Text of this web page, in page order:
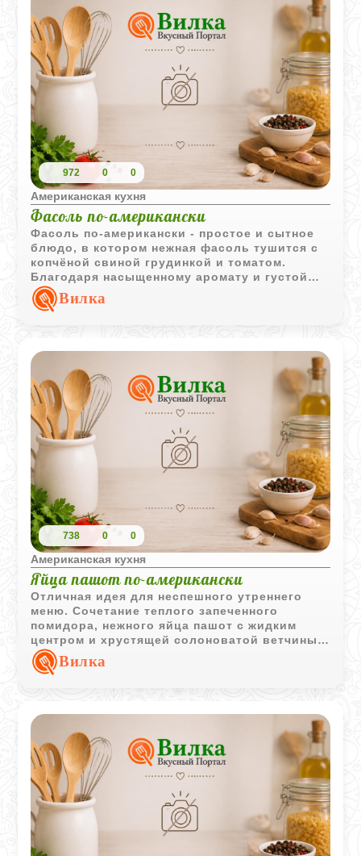
972 0 0
Американская кухня
Фасоль по-американски
Фасоль по-американски - простое и сытное
блюдо, в котором нежная фасоль тушится с
копчёной свиной грудинкой и томатом.
Благодаря насыщенному аромату и густой
подливе оно отлично подходит для
домашнего обеда или ужина.
Вилка
738 0 0
Американская кухня
Яйца пашот по-американски
Отличная идея для неспешного утреннего
меню. Сочетание теплого запеченного
помидора, нежного яйца пашот с жидким
центром и хрустящей солоноватой ветчины
работает безотказно. Выглядит такой
завтрак очень нарядно, почти как в
Вилка